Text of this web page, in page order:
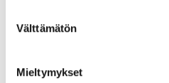
valinta
Välttämätön
Mieltymykset
agentti vaan paras